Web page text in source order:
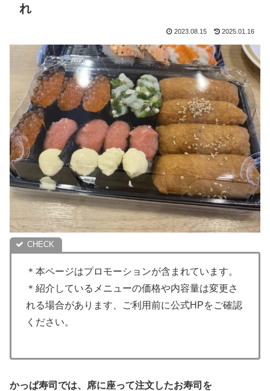
れ
2023.08.15 2025.01.16
＊本ページはプロモーションが含まれています。
＊紹介しているメニューの価格や内容量は変更さ
れる場合があります、ご利用前に公式HPをご確認
ください。
かっぱ寿司では、席に座って注文したお寿司を